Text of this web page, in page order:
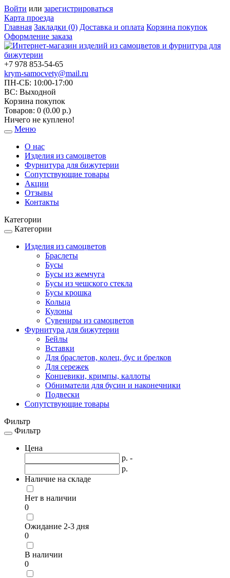
Войти или зарегистрироваться
Карта проезда
Главная Закладки (0) Доставка и оплата Корзина покупок
Оформление заказа
+7 978 853-54-65
krym-samocvety@mail.ru
ПН-СБ: 10:00-17:00
ВС: Выходной
Корзина покупок
Товаров: 0 (0.00 р.)
Ничего не куплено!
Toggle
navigation
Меню
О нас
Изделия из самоцветов
Фурнитура для бижутерии
Сопутствующие товары
Акции
Отзывы
Контакты
Категории
Toggle
navigation
Категории
Изделия из самоцветов
Браслеты
Бусы
Бусы из жемчуга
Бусы из чешского стекла
Бусы крошка
Кольца
Кулоны
Сувениры из самоцветов
Фурнитура для бижутерии
Бейлы
Вставки
Для браслетов, колец, бус и брелков
Для сережек
Концевики, кримпы, каллоты
Обниматели для бусин и наконечники
Подвески
Сопутствующие товары
Фильтр
Toggle
navigation
Фильтр
Цена
р. -
р.
Наличие на складе
Нет в наличии
0
Ожидание 2-3 дня
0
В наличии
0